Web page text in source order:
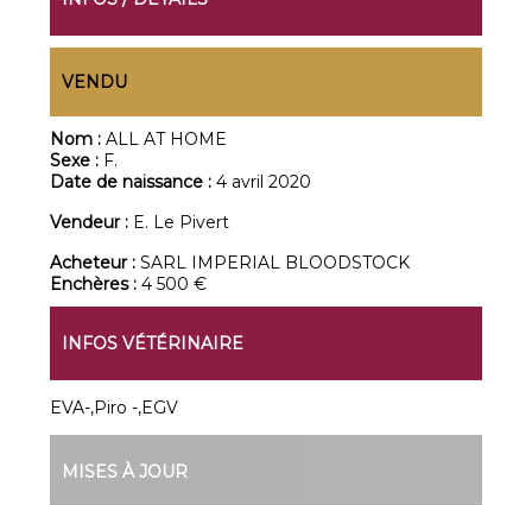
VENDU
Nom :ALL AT HOME
Sexe : F.
Date de naissance :4 avril 2020
Vendeur : E. Le Pivert
Acheteur :SARL IMPERIAL BLOODSTOCK
Enchères :4 500 €
INFOS VÉTÉRINAIRE
EVA-,Piro -,EGV
MISES À JOUR